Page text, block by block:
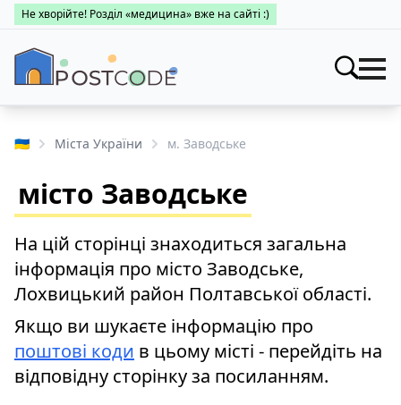
Не хворійте! Розділ «медицина» вже на сайті :)
Індекси
Пошук за областями
Про каталог
Міста України
Заклади
Про поштові індекси
Пошук за областями
Медицина
Про поштові індекси
Пошук за областями
👤 Особистий кабінет
🇺🇦 Міста України м. Заводське
місто Заводське
На цій сторінці знаходиться загальна
інформація про місто Заводське,
Лохвицький район Полтавської області.
Якщо ви шукаєте інформацію про
поштові коди в цьому місті - перейдіть на
відповідну сторінку за посиланням.